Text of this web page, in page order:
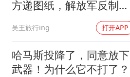
方递图纸，解放军反制组
吴王旅行ing 打开APP
哈马斯投降了，同意放下
武器！为什么它不打了？